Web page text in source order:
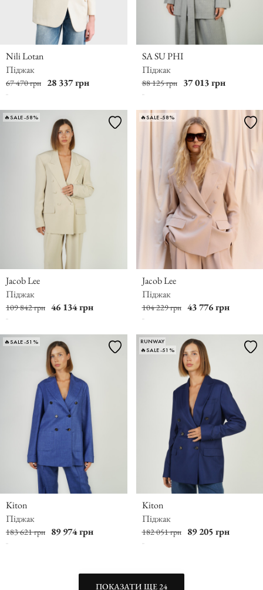
Nili Lotan
Піджак
67 470 грн 28 337 грн
SA SU PHI
Піджак
88 125 грн 37 013 грн
🔥SALE -58%
Jacob Lee
Піджак
109 842 грн 46 134 грн
🔥SALE -58%
Jacob Lee
Піджак
104 229 грн 43 776 грн
🔥SALE -51%
Kiton
Піджак
183 621 грн 89 974 грн
RUNWAY
🔥SALE -51%
Kiton
Піджак
182 051 грн 89 205 грн
ПОКАЗАТИ ЩЕ 24